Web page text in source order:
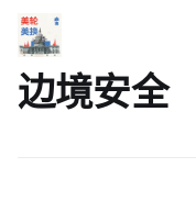
边境安全